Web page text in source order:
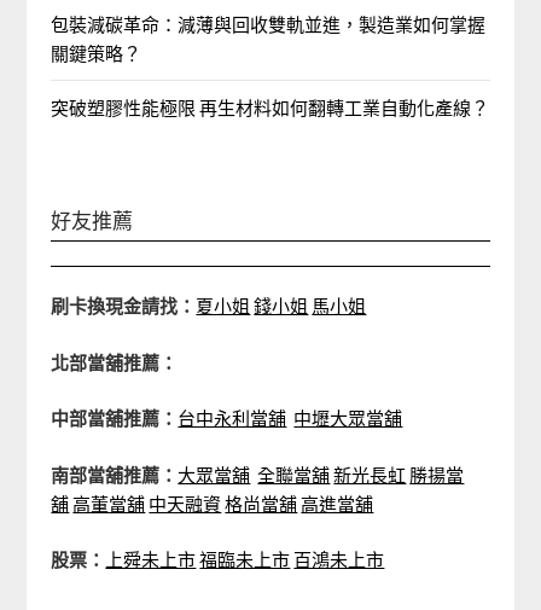
包裝減碳革命：減薄與回收雙軌並進，製造業如何掌握
關鍵策略？
突破塑膠性能極限 再生材料如何翻轉工業自動化產線？
好友推薦
刷卡換現金請找： 夏小姐 錢小姐 馬小姐
北部當舖推薦：
中部當舖推薦： 台中永利當舖 中壢大眾當舖
南部當舖推薦： 大眾當舖 全聯當舖新光長虹 勝揚當
舖高董當舖 中天融資格尚當舖高進當舖
股票： 上舜未上市福臨未上市 百鴻未上市